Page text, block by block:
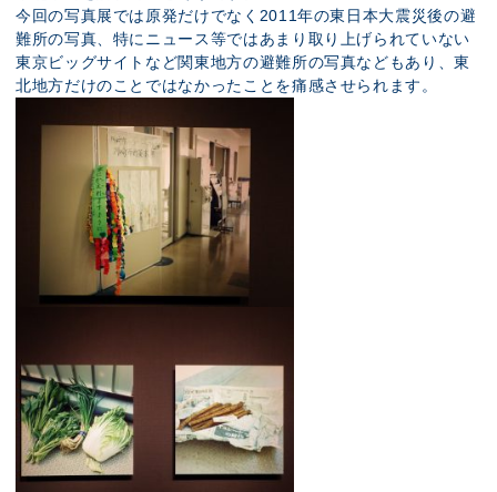
今回の写真展では原発だけでなく2011年の東日本大震災後の避
難所の写真、特にニュース等ではあまり取り上げられていない
東京ビッグサイトなど関東地方の避難所の写真などもあり、東
北地方だけのことではなかったことを痛感させられます。